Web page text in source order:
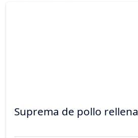
Suprema de pollo rellena